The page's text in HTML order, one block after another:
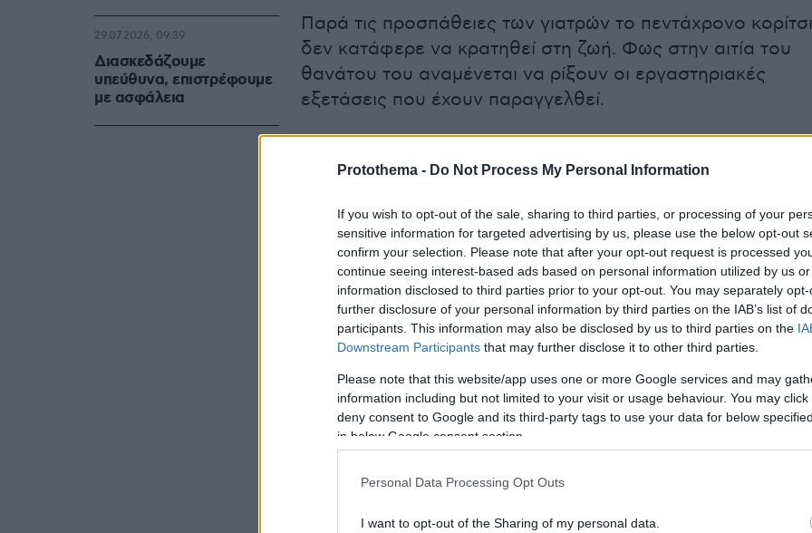
Protothema - Do Not Process My Personal Information
If you wish to opt-out of the sale, sharing to third parties, or processing of your
sensitive information for targeted advertising by us, please use the below opt-out
confirm your selection. Please note that after your opt-out request is processed
continue seeing interest-based ads based on personal information utilized by us
information disclosed to third parties prior to your opt-out. You may separately
further disclosure of your personal information by third parties on the IAB’s list of
participants. This information may also be disclosed by us to third parties on the
Downstream Participants that may further disclose it to other third parties.
Please note that this website/app uses one or more Google services and may
information including but not limited to your visit or usage behaviour. You may
deny consent to Google and its third-party tags to use your data for below
in below Google consent section.
Personal Data Processing Opt Outs
I want to opt-out of the Sharing of my personal data.
Παρά τις προσπάθειες των γιατρών το πεντάχρονο κορίτσι
δεν κατάφερε να κρατηθεί στη ζωή. Φως στην αιτία του
θανάτου του αναμένεται να ρίξουν οι εργαστηριακές
εξετάσεις που έχουν παραγγελθεί.
Διασκεδάζουμε
υπεύθυνα, επιστρέφουμε
με ασφάλεια
29.07.2026, 09:39